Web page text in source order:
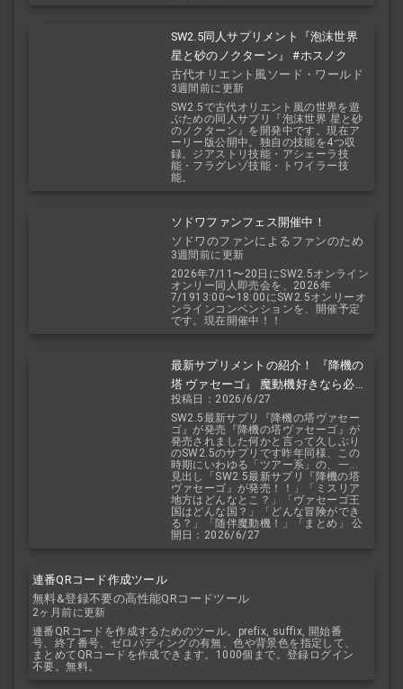
SW2.5同人サプリメント『泡沫世界
星と砂のノクターン』 #ホスノク
古代オリエント風ソード・ワールド
2.5
3週間前に更新
SW2.5で古代オリエント風の世界を遊
ぶための同人サプリ『泡沫世界 星と砂
のノクターン』を開発中です。現在ア
ーリー版公開中。独自の技能を4つ収
録。ジアストリ技能・アシェーラ技
能・フラグレゾ技能・トワイラー技
能。
ソドワファンフェス開催中！
ソドワのファンによるファンのため
のお祭り！
3週間前に更新
2026年7/11〜20日にSW2.5オンライン
オンリー同人即売会を、2026年
7/1913:00〜18:00にSW2.5オンリーオ
ンラインコンベンションを、開催予定
です。現在開催中！！
最新サプリメントの紹介！ 『降機の
塔 ヴァセーゴ』 魔動機好きなら必
見！ 随伴魔動機と旅に出よう！
投稿日：2026/6/27
SW2.5最新サプリ『降機の塔ヴァセー
ゴ』が発売『降機の塔ヴァセーゴ』が
発売されました何かと言って久しぶり
のSW2.5のサプリです昨年同様、この
時期にいわゆる「ツアー系」の、一...
見出し「SW2.5最新サプリ『降機の塔
ヴァセーゴ』が発売！！」「ミスリア
地方はどんなとこ？」「ヴァセーゴ王
国はどんな国？」「どんな冒険ができ
る？」「随伴魔動機！」「まとめ」 公
開日：2026/6/27
連番QRコード作成ツール
無料&登録不要の高性能QRコードツール
2ヶ月前に更新
連番QRコードを作成するためのツール。prefix, suffix, 開始番
号、終了番号、ゼロパディングの有無、色や背景色を指定して、
まとめてQRコードを作成できます。1000個まで。登録ログイン
不要。無料。